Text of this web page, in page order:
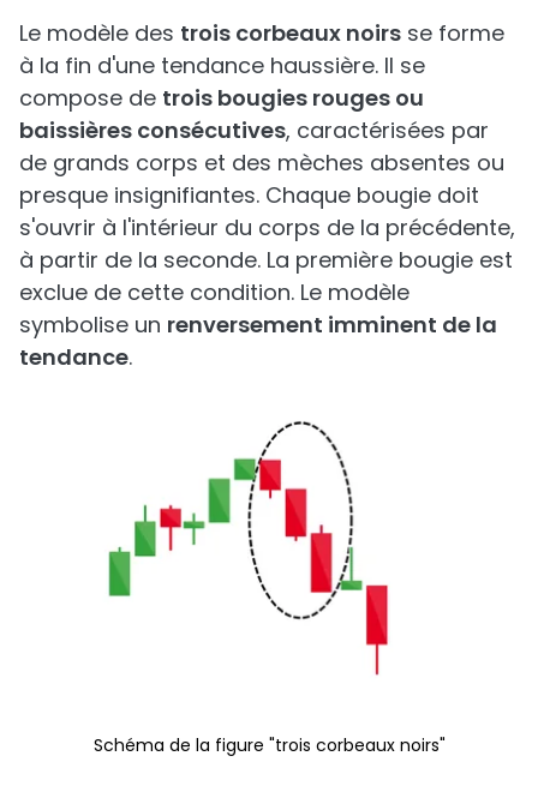
Le modèle des trois corbeaux noirs se forme
à la fin d'une tendance haussière. Il se
compose de trois bougies rouges ou
baissières consécutives, caractérisées par
de grands corps et des mèches absentes ou
presque insignifiantes. Chaque bougie doit
s'ouvrir à l'intérieur du corps de la précédente,
à partir de la seconde. La première bougie est
exclue de cette condition. Le modèle
symbolise un renversement imminent de la
tendance.
Schéma de la figure "trois corbeaux noirs"